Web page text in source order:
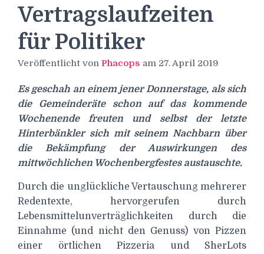
Vertragslaufzeiten
für Politiker
Veröffentlicht von Phacops am 27. April 2019
Es geschah an einem jener Donnerstage, als sich
die Gemeinderäte schon auf das kommende
Wochenende freuten und selbst der letzte
Hinterbänkler sich mit seinem Nachbarn über
die Bekämpfung der Auswirkungen des
mittwöchlichen Wochenbergfestes austauschte.
Durch die unglückliche Vertauschung mehrerer
Redentexte, hervorgerufen durch
Lebensmittelunverträglichkeiten durch die
Einnahme (und nicht den Genuss) von Pizzen
einer örtlichen Pizzeria und SherLots